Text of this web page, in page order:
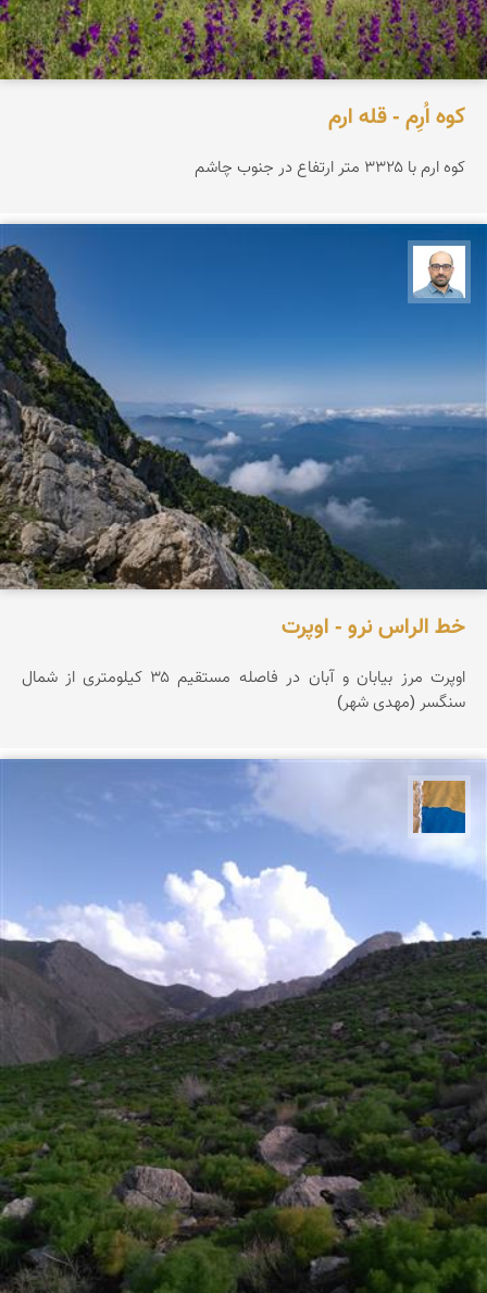
کوه اُرِم - قله ارم
کوه ارم با ۳۳۲۵ متر ارتفاع در جنوب چاشم
خط الراس نرو - اوپرت
اوپرت مرز بیابان و آبان در فاصله مستقیم ۳۵ کیلومتری از شمال
سنگسر (مهدی شهر)